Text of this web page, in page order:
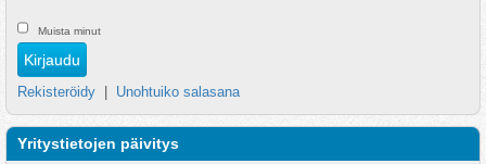
Muista minut
Rekisteröidy Unohtuiko salasana
Yritystietojen päivitys